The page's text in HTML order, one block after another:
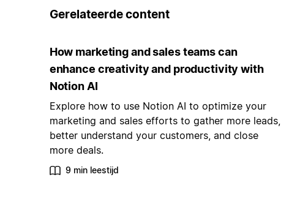
Gerelateerde content
How marketing and sales teams can
enhance creativity and productivity with
Notion AI
Explore how to use Notion AI to optimize your
marketing and sales efforts to gather more leads,
better understand your customers, and close
more deals.
9 min leestijd